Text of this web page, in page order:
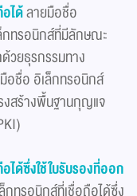
ได้ลายมือชื่อ
กทรอนิกส์ที่มีลักษณะ
วยธุรกรรมทาง
อชื่อ อิเล็กทรอนิกส์
งสร้างพื้นฐานกุญแจ
ได้ซึ่งใช้ใบรับรองที่ออก